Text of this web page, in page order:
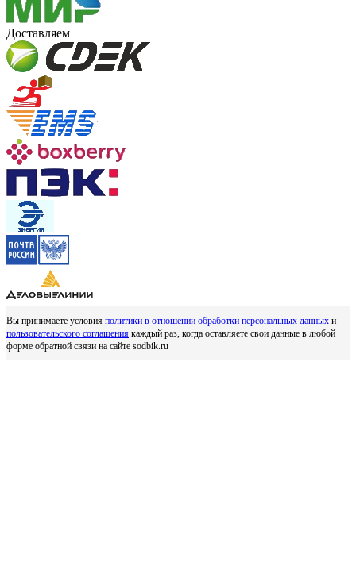
Доставляем
Вы принимаете условия политики в отношении обработки персональных данных и
пользовательского соглашения каждый раз, когда оставляете свои данные в любой
форме обратной связи на сайте sodbik.ru